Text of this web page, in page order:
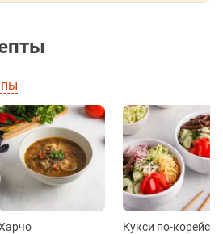
Кукси по-корейски